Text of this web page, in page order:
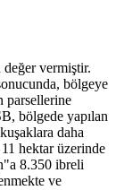
vermiştir.
bölgeye
parsellerine
bölgede yapılan
daha
hektar üzerinde
8.350 ibreli
ve